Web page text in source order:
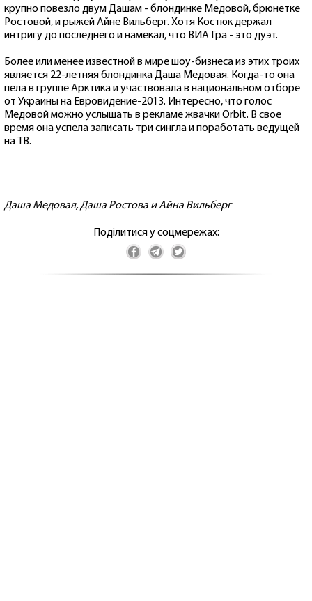
крупно повезло двум Дашам - блондинке Медовой, брюнетке
Ростовой, и рыжей Айне Вильберг. Хотя Костюк держал
интригу до последнего и намекал, что ВИА Гра - это дуэт.
Более или менее известной в мире шоу-бизнеса из этих троих
является 22-летняя блондинка Даша Медовая. Когда-то она
пела в группе Арктика и участвовала в национальном отборе
от Украины на Евровидение-2013. Интересно, что голос
Медовой можно услышать в рекламе жвачки Orbit. В свое
время она успела записать три сингла и поработать ведущей
на ТВ.
Даша Медовая, Даша Ростова и Айна Вильберг
Поділитися у соцмережах: